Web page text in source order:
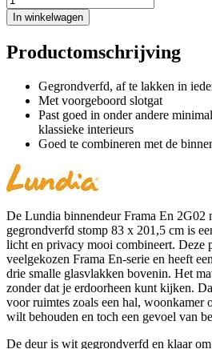
In winkelwagen
Productomschrijving
Gegrondverfd, af te lakken in
Met voorgeboord slotgat
Past goed in onder andere
klassieke interieurs
Goed te combineren met de
De Lundia binnendeur Frama En 2G02
gegrondverfd stomp 83 x 201,5 cm is
licht en privacy mooi combineert. Deze
veelgekozen Frama En-serie en heeft
drie smalle glasvlakken bovenin. Het
zonder dat je erdoorheen kunt kijken.
voor ruimtes zoals een hal, woonkamer
wilt behouden en toch een gevoel van
De deur is wit gegrondverfd en klaar